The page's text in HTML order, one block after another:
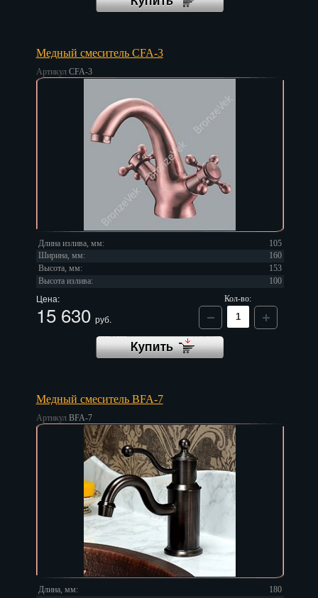
Липецк
Магадан
Майкоп
Махачкала
Набережные Челны
Нальчик
Нарьян-Мар
Новосибирск
Новочеркасск
Норильск
Омск
Медный смеситель CFA-3
Артикул CFA-3
Длина излива, мм:
105
Ширина, мм:
160
Высота, мм:
153
Высота излива:
100
Цена:
15 630 руб.
Кол-во:
Медный смеситель BFA-7
Артикул BFA-7
Длина, мм:
180